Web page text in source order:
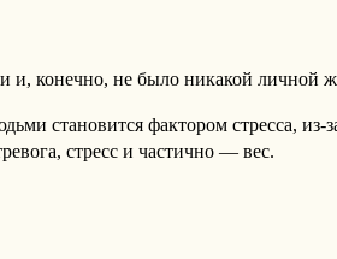
и, конечно, не было никакой личной
становится фактором стресса,
стресс и частично — вес.